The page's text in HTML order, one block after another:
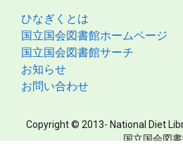
ひなぎくとは
国立国会図書館ホームページ
国立国会図書館サーチ
お知らせ
お問い合わせ
Copyright © 2013- National Diet